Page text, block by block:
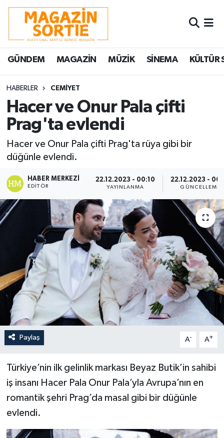
GÜNDEM MAGAZİN MÜZİK SİNEMA KÜLTÜR
HABERLER CEMİYET
Hacer ve Onur Pala çifti
Prag'ta evlendi
Hacer ve Onur Pala çifti Prag'ta rüya gibi bir
düğünle evlendi.
HABER MERKEZI
EDITÖR
22.12.2023 - 00:10
YAYINLANMA
22.12.2023 -
GÜNCELLEME
Paylaş A- A+
Türkiye’nin ilk gelinlik markası Beyaz Butik’in sahibi
iş insanı Hacer Pala Onur Pala’yla Avrupa’nın en
romantik şehri Prag’da masal gibi bir düğünle
evlendi.
Nöbetçi Eczaneler
Hava Durumu
Trafik Durumu
Süper Lig Puan Durumu ve Fikstür
Tüm Manşetler